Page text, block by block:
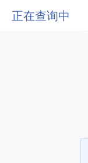
正在查询中